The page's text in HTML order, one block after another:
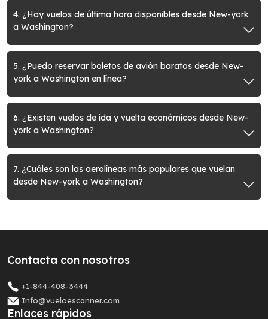
4. ¿Hay vuelos de última hora disponibles desde New-york
a Washington?
5. ¿Puedo reservar boletos de avión baratos desde New-
york a Washington en línea?
6. ¿Existen vuelos de ida y vuelta económicos desde New-
york a Washington?
7. ¿Cuáles son las aerolíneas más populares que vuelan
desde New-york a Washington?
Contacta con nosotros
+1-844-408-3444
Info@vueloescanner.com
Enlaces rápidos